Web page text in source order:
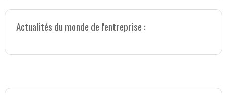
Actualités du monde de l'entreprise :